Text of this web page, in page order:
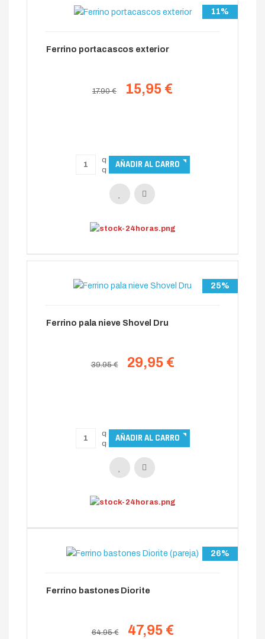
11%
Ferrino portacascos exterior
17.90 € 15,95 €
25%
Ferrino pala nieve Shovel Dru
39.95 € 29,95 €
26%
Ferrino bastones Diorite
64.95 € 47,95 €